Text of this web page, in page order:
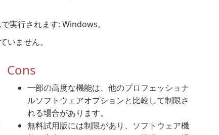
実行されます: Windows。
ません。
Cons
一部の高度な機能は、他のプロフェッショナ
ルソフトウェアオプションと比較して制限さ
れる場合があります。
無料試用版には制限があり、ソフトウェア機